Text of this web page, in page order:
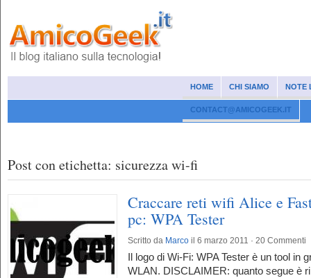
HOME CHI SIAMO NOTE
CONTACT@AMICOGEEK.IT
Post con etichetta: sicurezza wi-fi
Craccare reti wifi Alice e
pc: WPA Tester
Scritto da Marco il 6 marzo 2011 · 20 Commenti
Il logo di Wi-Fi: WPA Tester è un tool in
WLAN. DISCLAIMER: quanto segue è